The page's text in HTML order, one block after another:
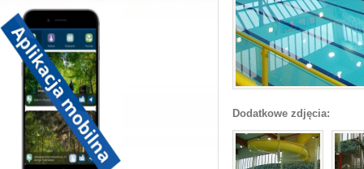
Dodatkowe zdjęcia: